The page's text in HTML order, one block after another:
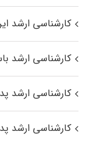
کارشناسی ارشد
کارشناسی ارشد
کارشناسی ارشد
کارشناسی ارشد